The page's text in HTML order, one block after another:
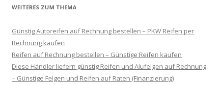
WEITERES ZUM THEMA
Günstig Autoreifen auf Rechnung bestellen – PKW Reifen per
Rechnung kaufen
Reifen auf Rechnung bestellen – Günstige Reifen kaufen
Diese Händler liefern günstig Reifen und Alufelgen auf Rechnung
– Günstige Felgen und Reifen auf Raten (Finanzierung)